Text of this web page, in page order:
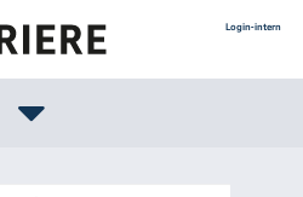
Login-intern